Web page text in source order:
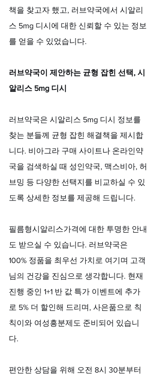
책을 찾고자 했고, 러브약국에서 시알리
스 5mg 디시에 대한 신뢰할 수 있는 정보
를 얻을 수 있었습니다.
러브약국이 제안하는 균형 잡힌 선택, 시
알리스 5mg 디시
러브약국은 시알리스 5mg 디시 정보를
찾는 분들께 균형 잡힌 해결책을 제시합
니다. 비아그라 구매 사이트나 온라인약
국을 검색하실 때 성인약국, 맥스비아, 허
브밍 등 다양한 선택지를 비교하실 수 있
도록 상세한 정보를 제공해 드립니다.
필름형시알리스가격에 대한 투명한 안내
도 받으실 수 있습니다. 러브약국은
100% 정품을 최우선 가치로 여기며 고객
님의 건강을 진심으로 생각합니다. 현재
진행 중인 1+1 반 값 특가 이벤트에 추가
로 5% 더 할인해 드리며, 사은품으로 칙
칙이와 여성흥분제도 준비되어 있습니
다.
편안한 상담을 위해 오전 8시 30분부터